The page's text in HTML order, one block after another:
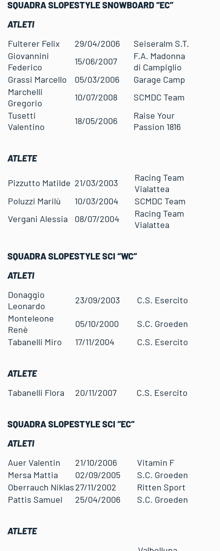
SQUADRA SLOPESTYLE SNOWBOARD “EC”
ATLETI
Fulterer Felix
29/04/2006
Seiseralm S.T.
Giovannini
Federico
15/06/2007
F.A. Madonna
di Campiglio
Grassi Marcello
05/03/2006
Garage Camp
Marchelli
Gregorio
10/07/2008
SCMDC Team
Tusetti
Valentino
18/05/2006
Raise Your
Passion 1816
ATLETE
Pizzutto Matilde 21/03/2003
Racing Team
Vialattea
Poluzzi Marilù
10/03/2004
SCMDC Team
Vergani Alessia
08/07/2004
Racing Team
Vialattea
SQUADRASLOPESTYLE SCI “WC”
ATLETI
Donaggio
Leonardo
23/09/2003
C.S. Esercito
Monteleone
Renè
05/10/2000
S.C. Groeden
Tabanelli Miro
17/11/2004 C.S. Esercito
ATLETE
Tabanelli Flora
20/11/2007 C.S. Esercito
SQUADRASLOPESTYLE SCI “EC”
ATLETI
Auer Valentin
21/10/2006
Vitamin F
Mersa Mattia
02/09/2005
S.C. Groeden
Oberrauch Niklas27/11/2002
Ritten Sport
Pattis Samuel
25/04/2006 S.C. Groeden
ATLETE